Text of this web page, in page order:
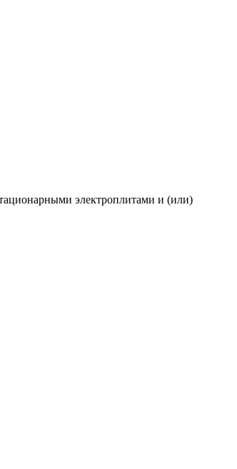
электроплитами и (или)